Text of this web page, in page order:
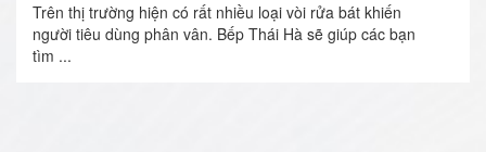
Trên thị trường hiện có rất nhiều loại vòi rửa bát khiến
người tiêu dùng phân vân. Bếp Thái Hà sẽ giúp các bạn
tìm ...